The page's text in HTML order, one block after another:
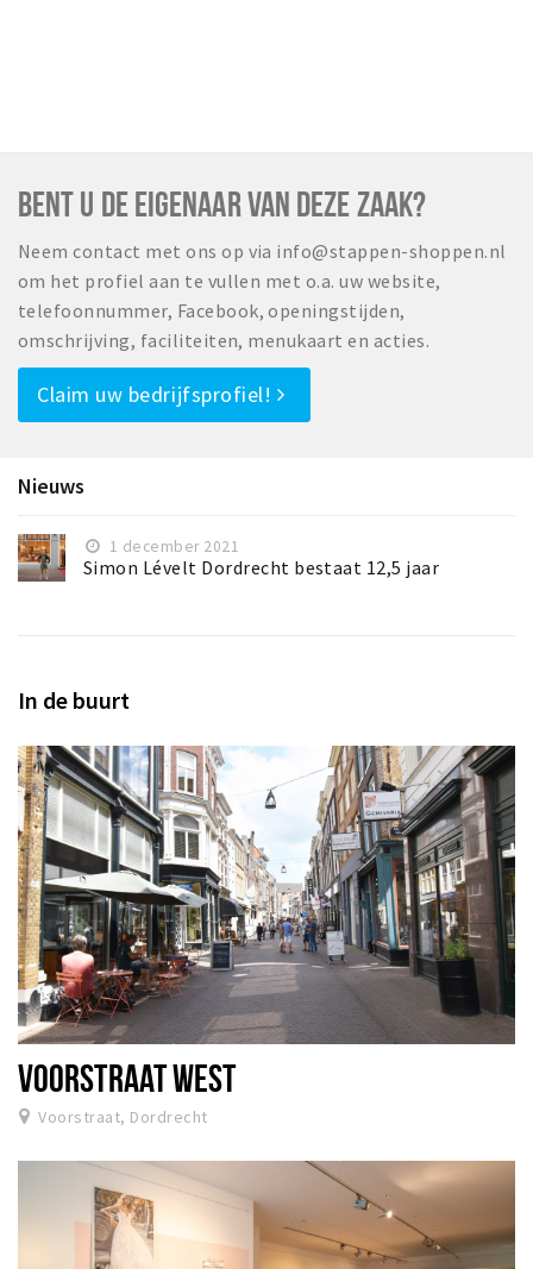
BENT U DE EIGENAAR VAN DEZE ZAAK?
Neem contact met ons op via info@stappen-shoppen.nl
om het profiel aan te vullen met o.a. uw website,
telefoonnummer, Facebook, openingstijden,
omschrijving, faciliteiten, menukaart en acties.
Claim uw bedrijfsprofiel!
Nieuws
1 december 2021
Simon Lévelt Dordrecht bestaat 12,5 jaar
In de buurt
VOORSTRAAT WEST
Voorstraat, Dordrecht